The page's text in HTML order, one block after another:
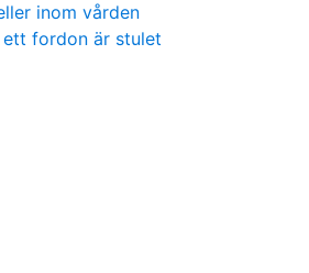
inom vården
ett fordon är stulet